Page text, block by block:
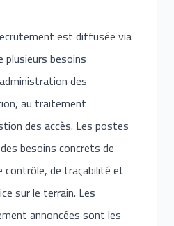
est diffusée via
plusieurs besoins
des
au traitement
des accès. Les postes
besoins concrets de
de traçabilité et
sur le terrain. Les
annoncées sont les